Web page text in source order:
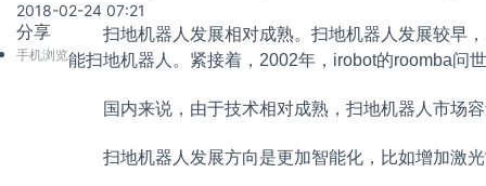
2018-02-24 07:21
分享
手机浏览
扫地机器人发展相对成熟。扫地机器人发展较早，
能扫地机器人。紧接着，2002年，irobot的roomba问
国内来说，由于技术相对成熟，扫地机器人市场
扫地机器人发展方向是更加智能化，比如增加激